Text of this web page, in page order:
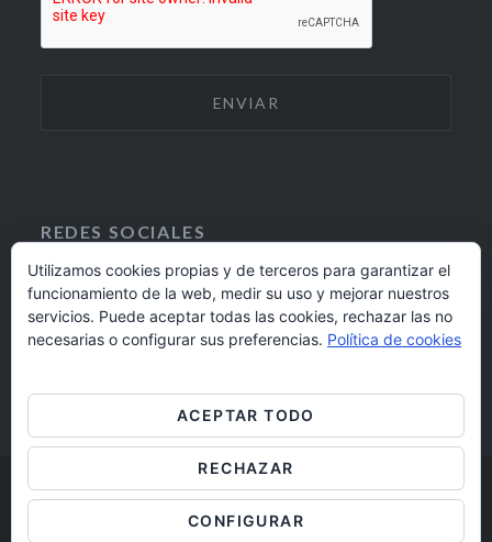
REDES SOCIALES
I
N
S
A
R
M
F
A
C
B
O
924 17 16 20
Barrio Alto Badajoz © 2019
Aviso legal / Cookies
Utilizamos cookies propias y de terceros para garantizar el
funcionamiento de la web, medir su uso y mejorar nuestros
servicios. Puede aceptar todas las cookies, rechazar las no
necesarias o configurar sus preferencias. Política de cookies
ACEPTAR TODO
RECHAZAR
CONFIGURAR